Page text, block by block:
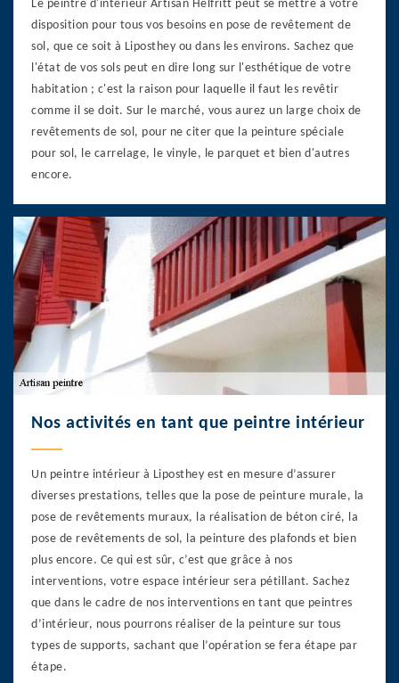
Le peintre d'intérieur Artisan Helfritt peut se mettre à votre
disposition pour tous vos besoins en pose de revêtement de
sol, que ce soit à Liposthey ou dans les environs. Sachez que
l'état de vos sols peut en dire long sur l'esthétique de votre
habitation ; c'est la raison pour laquelle il faut les revêtir
comme il se doit. Sur le marché, vous aurez un large choix de
revêtements de sol, pour ne citer que la peinture spéciale
pour sol, le carrelage, le vinyle, le parquet et bien d'autres
encore.
Nos activités en tant que peintre intérieur
Un peintre intérieur à Liposthey est en mesure d’assurer
diverses prestations, telles que la pose de peinture murale, la
pose de revêtements muraux, la réalisation de béton ciré, la
pose de revêtements de sol, la peinture des plafonds et bien
plus encore. Ce qui est sûr, c’est que grâce à nos
interventions, votre espace intérieur sera pétillant. Sachez
que dans le cadre de nos interventions en tant que peintres
d’intérieur, nous pourrons réaliser de la peinture sur tous
types de supports, sachant que l’opération se fera étape par
étape.